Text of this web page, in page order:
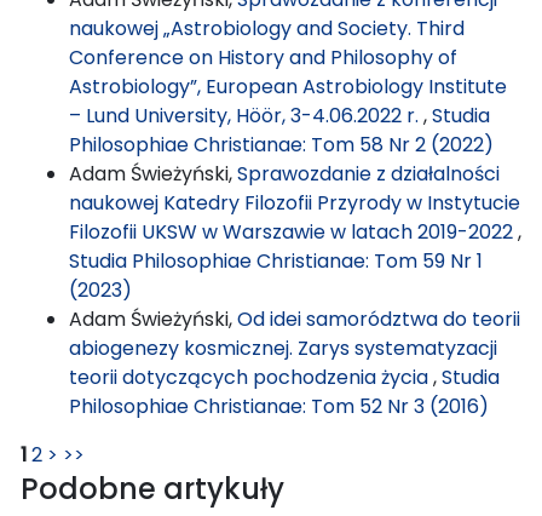
naukowej „Astrobiology and Society. Third
Conference on History and Philosophy of
Astrobiology”, European Astrobiology Institute
– Lund University, Höör, 3-4.06.2022 r. ,Studia
Philosophiae Christianae: Tom 58 Nr 2 (2022)
Adam Świeżyński,Sprawozdanie z działalności
naukowej Katedry Filozofii Przyrody w Instytucie
Filozofii UKSW w Warszawie w latach 2019-2022,
Studia Philosophiae Christianae: Tom 59 Nr 1
(2023)
Adam Świeżyński,Od idei samorództwa do teorii
abiogenezy kosmicznej. Zarys systematyzacji
teorii dotyczących pochodzenia życia,Studia
Philosophiae Christianae: Tom 52 Nr 3 (2016)
12 > >>
Podobne artykuły